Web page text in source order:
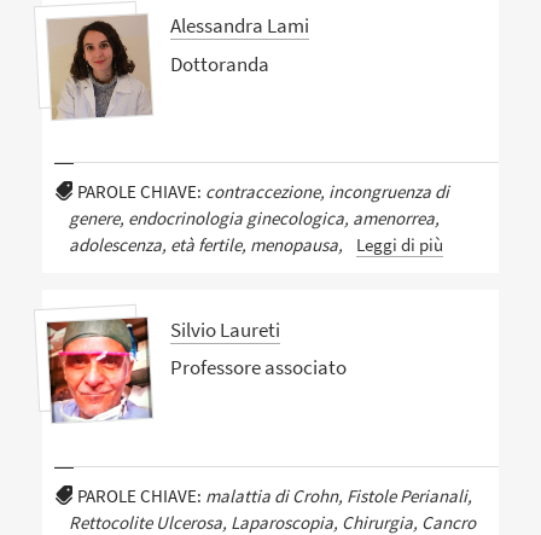
Alessandra Lami
Dottoranda
PAROLE CHIAVE: contraccezione, incongruenza di
genere, endocrinologia ginecologica, amenorrea,
adolescenza, età fertile, menopausa,
Leggi di più
Silvio Laureti
Professore associato
PAROLE CHIAVE: malattia di Crohn, Fistole Perianali,
Rettocolite Ulcerosa, Laparoscopia, Chirurgia, Cancro